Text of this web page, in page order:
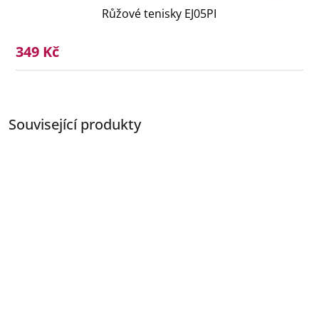
Související produkty
Růžové tenisky EJ05PI
349 Kč